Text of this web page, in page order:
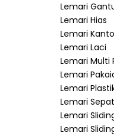
Lemari
Lemari Hias
Lemari
Lemari Laci
Lemari Multi
Lemari
Lemari
Lemari
Lemari
Lemari